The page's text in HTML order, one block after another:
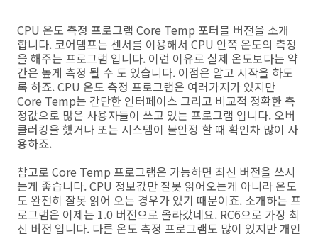
CPU 온도 측정 프로그램 Core Temp 포터블 버전을 소개
합니다. 코어템프는 센서를 이용해서 CPU 안쪽 온도의 측정
을 해주는 프로그램 입니다. 이런 이유로 실제 온도보다는 약
간은 높게 측정 될 수 도 있습니다. 이점은 알고 시작을 하도
록 하죠. CPU 온도 측정 프로그램은 여러가지가 있지만
Core Temp는 간단한 인터페이스 그리고 비교적 정확한 측
정값으로 많은 사용자들이 쓰고 있는 프로그램 입니다. 오버
클러킹을 했거나 또는 시스템이 불안정 할 때 확인차 많이 사
용하죠.
참고로 Core Temp 프로그램은 가능하면 최신 버전을 쓰시
는게 좋습니다. CPU 정보값만 잘못 읽어오는게 아니라 온도
도 완전히 잘못 읽어 오는 경우가 있기 때문이죠. 소개하는 프
로그램은 이제는 1.0 버전으로 올라갔네요. RC6으로 가장 최
신 버전 입니다. 다른 온도 측정 프로그램도 많이 있지만 개인